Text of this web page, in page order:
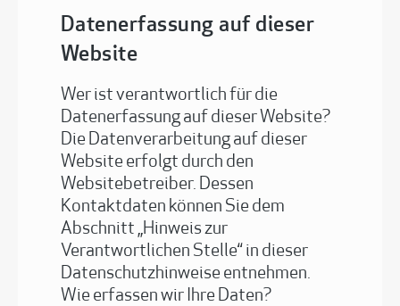
Datenerfassung auf dieser
Website
Wer ist verantwortlich für die
Datenerfassung auf dieser Website?
Die Datenverarbeitung auf dieser
Website erfolgt durch den
Websitebetreiber. Dessen
Kontaktdaten können Sie dem
Abschnitt „Hinweis zur
Verantwortlichen Stelle“ in dieser
Datenschutzhinweise entnehmen.
Wie erfassen wir Ihre Daten?